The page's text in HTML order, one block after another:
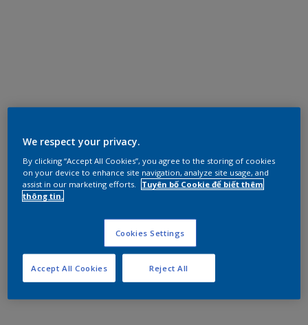
We respect your privacy.
By clicking “Accept All Cookies”, you agree to the storing of cookies
on your device to enhance site navigation, analyze site usage, and
assist in our marketing efforts.
Tuyên bố Cookie để biết thêm
thông tin.
Cookies Settings
Reject All
Accept All Cookies